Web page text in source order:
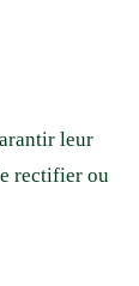
leur
rectifier ou